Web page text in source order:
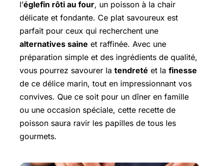
l’églefin rôti au four, un poisson à la chair
délicate et fondante. Ce plat savoureux est
parfait pour ceux qui recherchent une
alternatives saine et raffinée. Avec une
préparation simple et des ingrédients de qualité,
vous pourrez savourer la tendreté et la finesse
de ce délice marin, tout en impressionnant vos
convives. Que ce soit pour un dîner en famille
ou une occasion spéciale, cette recette de
poisson saura ravir les papilles de tous les
gourmets.